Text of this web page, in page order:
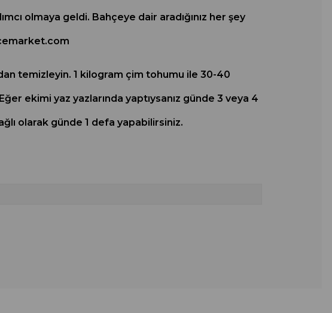
olmaya geldi. Bahçeye dair aradığınız her şey
temizleyin. 1 kilogram çim tohumu ile 30-40
ekimi yaz yazlarında yaptıysanız günde 3 veya 4
olarak günde 1 defa yapabilirsiniz.